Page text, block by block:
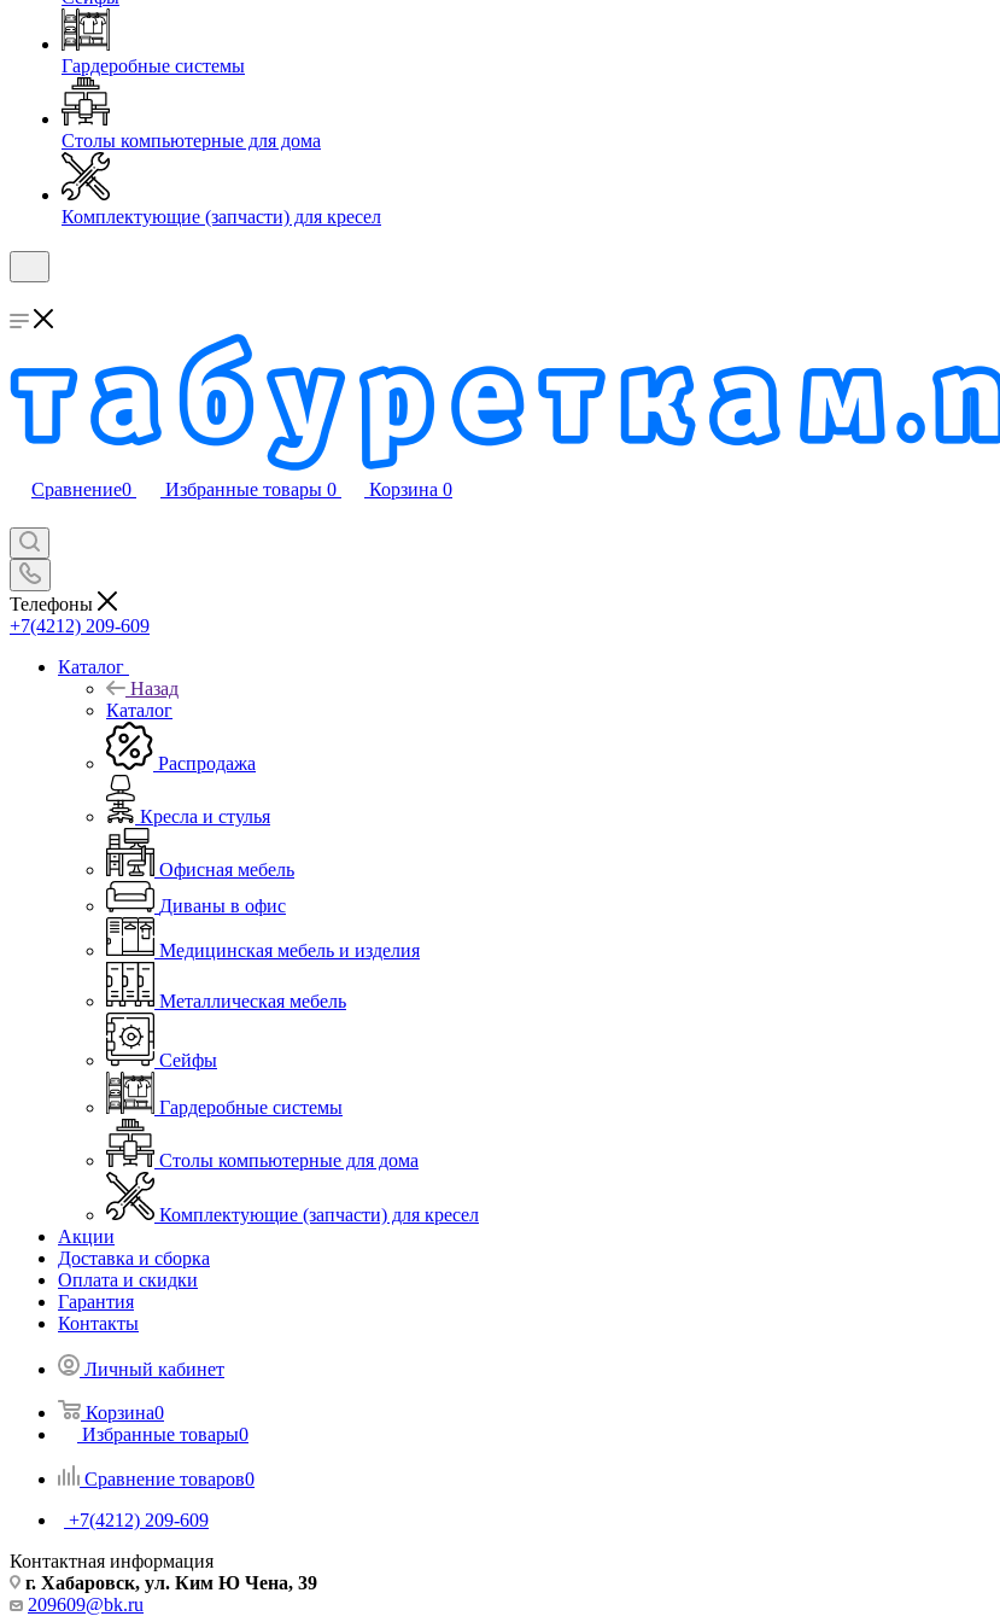
Гардеробные системы
Столы компьютерные для дома
Комплектующие (запчасти) для кресел
Сравнение0 Избранные товары 0 Корзина 0
Телефоны
+7(4212) 209-609
Каталог
Назад
Каталог
Распродажа
Кресла и стулья
Офисная мебель
Диваны в офис
Медицинская мебель и изделия
Металлическая мебель
Сейфы
Гардеробные системы
Столы компьютерные для дома
Комплектующие (запчасти) для кресел
Акции
Доставка и сборка
Оплата и скидки
Гарантия
Контакты
Личный кабинет
Корзина0
Избранные товары0
Сравнение товаров0
+7(4212) 209-609
Контактная информация
г. Хабаровск, ул. Ким Ю Чена, 39
209609@bk.ru